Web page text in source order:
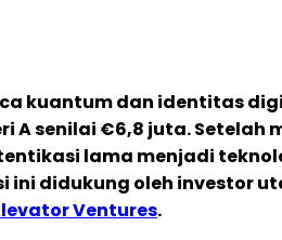
kuantum dan identitas
A senilai €6,8 juta.Setelah
lama menjadi
didukung oleh investor
Ventures.